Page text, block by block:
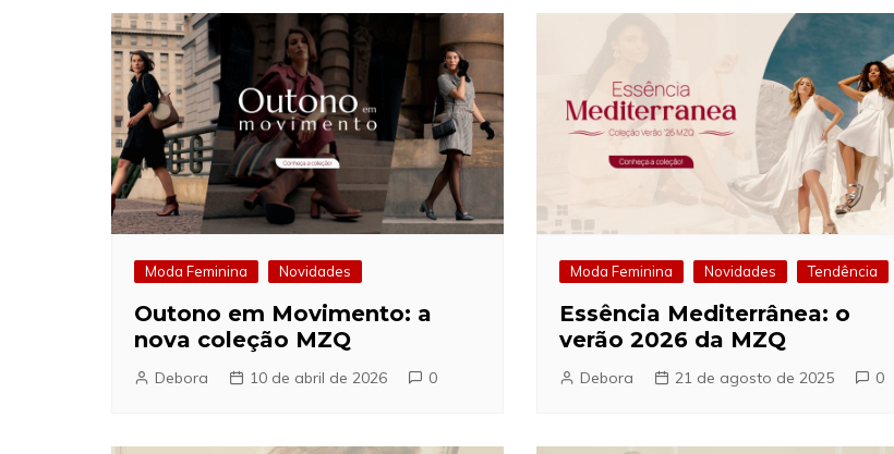
Moda Feminina Novidades
Outono em Movimento: a
nova coleção MZQ
Debora 10 de abril de 2026 0
Moda Feminina Novidades Tendência
Essência Mediterrânea: o
verão 2026 da MZQ
Debora 21 de agosto de 2025 0